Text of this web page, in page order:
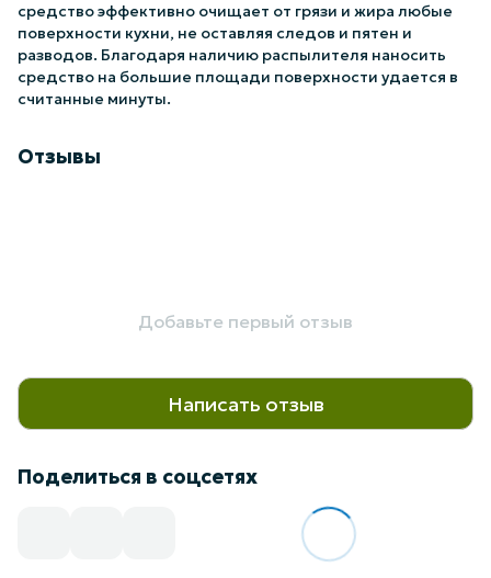
средство эффективно очищает от грязи и жира любые
поверхности кухни, не оставляя следов и пятен и
разводов. Благодаря наличию распылителя наносить
средство на большие площади поверхности удается в
считанные минуты.
Отзывы
Добавьте первый отзыв
Написать отзыв
Поделиться в соцсетях